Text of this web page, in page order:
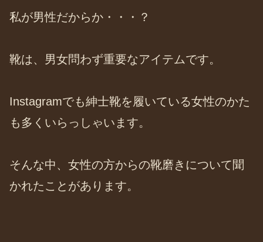
私が男性だからか・・・？
靴は、男女問わず重要なアイテムです。
Instagramでも紳士靴を履いている女性のかた
も多くいらっしゃいます。
そんな中、女性の方からの靴磨きについて聞
かれたことがあります。